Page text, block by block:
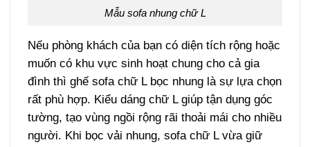
Mẫu sofa nhung chữ L
Nếu phòng khách của bạn có diện tích rộng hoặc
muốn có khu vực sinh hoạt chung cho cả gia
đình thì ghế sofa chữ L bọc nhung là sự lựa chọn
rất phù hợp. Kiểu dáng chữ L giúp tận dụng góc
tường, tạo vùng ngồi rộng rãi thoải mái cho nhiều
người. Khi bọc vải nhung, sofa chữ L vừa giữ